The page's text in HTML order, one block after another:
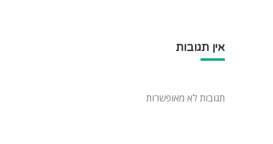
אין תגובות
תגובות לא מאופשרות